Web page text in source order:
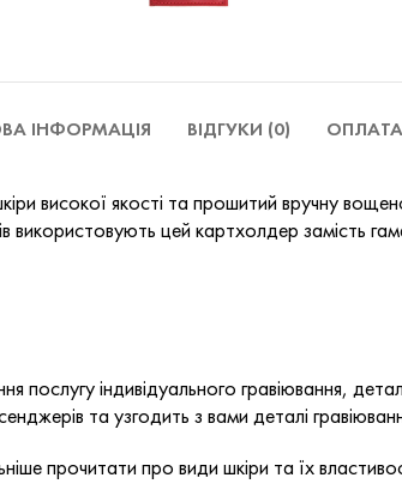
ІНФОРМАЦІЯ ВІДГУКИ (0)
високої якості та прошитий вручну
використовують цей картхолдер замість
індивідуального гравіювання,
та узгодить з вами деталі
прочитати про види шкіри та їх